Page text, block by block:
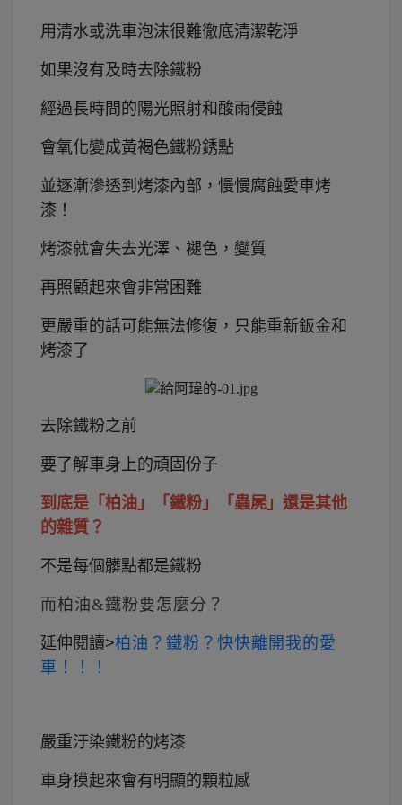
用清水或洗車泡沫很難徹底清潔乾淨
如果沒有及時去除鐵粉
經過長時間的陽光照射和酸雨侵蝕
會氧化變成黃褐色鐵粉銹點
並逐漸滲透到烤漆內部，慢慢腐蝕愛車烤
漆！
烤漆就會失去光澤、褪色，變質
再照顧起來會非常困難
更嚴重的話可能無法修復，只能重新鈑金和
烤漆了
去除鐵粉之前
要了解車身上的頑固份子
到底是「柏油」「鐵粉」「蟲屍」還是其他
的雜質？
不是每個髒點都是鐵粉
而柏油&鐵粉要怎麼分？
延伸閱讀>柏油？鐵粉？快快離開我的愛
車！！！
嚴重汙染鐵粉的烤漆
車身摸起來會有明顯的顆粒感